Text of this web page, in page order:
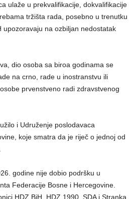
ulaže u prekvalifikacije, dokvalifikacije
tržišta rada, posebno u trenutku
upozoravaju na ozbiljan nedostatak
dio osoba sa biroa godinama se
na crno, rade u inostranstvu ili
prvenstveno radi zdravstvenog
i Udruženje poslodavaca
koje smatra da je riječ o jednoj od
godine nije dobio podršku u
Federacije Bosne i Hercegovine.
HDZ BiH, HDZ 1990, SDA i Stranka